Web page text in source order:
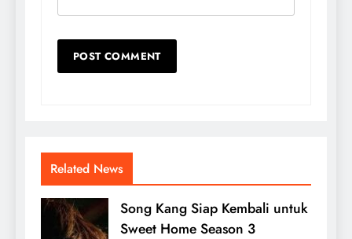
Related News
Song Kang Siap Kembali untuk
Sweet Home Season 3